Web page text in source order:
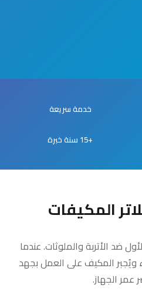
خدمة سريعة
+15 سنة خبرة
المكيفات
ضد الأتربة والملوثات. عندما
ويُجبر المكيف على العمل بجهد
عمر الجهاز.